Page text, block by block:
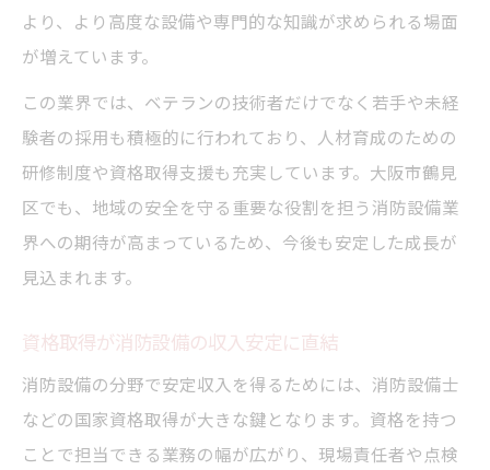
働く環境が整った消防設備業界の特徴
大阪市鶴見区で消防設備職の将来性を探る
消防設備職の将来性と安定性を分析
地域で求められる消防設備の役割と価値
消防設備業界の人材需要が高まる背景
消防設備で長期的に活躍できるポイント
より、より高度な設備や専門的な知識が求められる場面
が増えています。
この業界では、ベテランの技術者だけでなく若手や未経
験者の採用も積極的に行われており、人材育成のための
研修制度や資格取得支援も充実しています。大阪市鶴見
区でも、地域の安全を守る重要な役割を担う消防設備業
界への期待が高まっているため、今後も安定した成長が
見込まれます。
資格取得が消防設備の収入安定に直結
消防設備の分野で安定収入を得るためには、消防設備士
などの国家資格取得が大きな鍵となります。資格を持つ
ことで担当できる業務の幅が広がり、現場責任者や点検